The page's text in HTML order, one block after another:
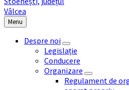
Menu
Despre noi
Legislație
Conducere
Organizare
Regulament de